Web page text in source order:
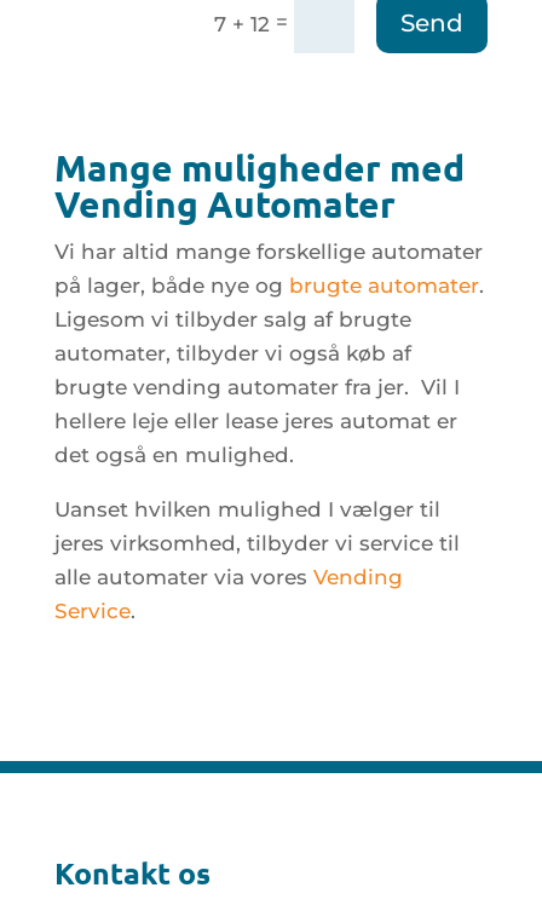
7 + 12 = Send
Mange muligheder med
Vending Automater
Vi har altid mange forskellige automater
på lager, både nye og brugte automater.
Ligesom vi tilbyder salg af brugte
automater, tilbyder vi også køb af
brugte vending automater fra jer. Vil I
hellere leje eller lease jeres automat er
det også en mulighed.
Uanset hvilken mulighed I vælger til
jeres virksomhed, tilbyder vi service til
alle automater via vores Vending
Service.
Kontakt os